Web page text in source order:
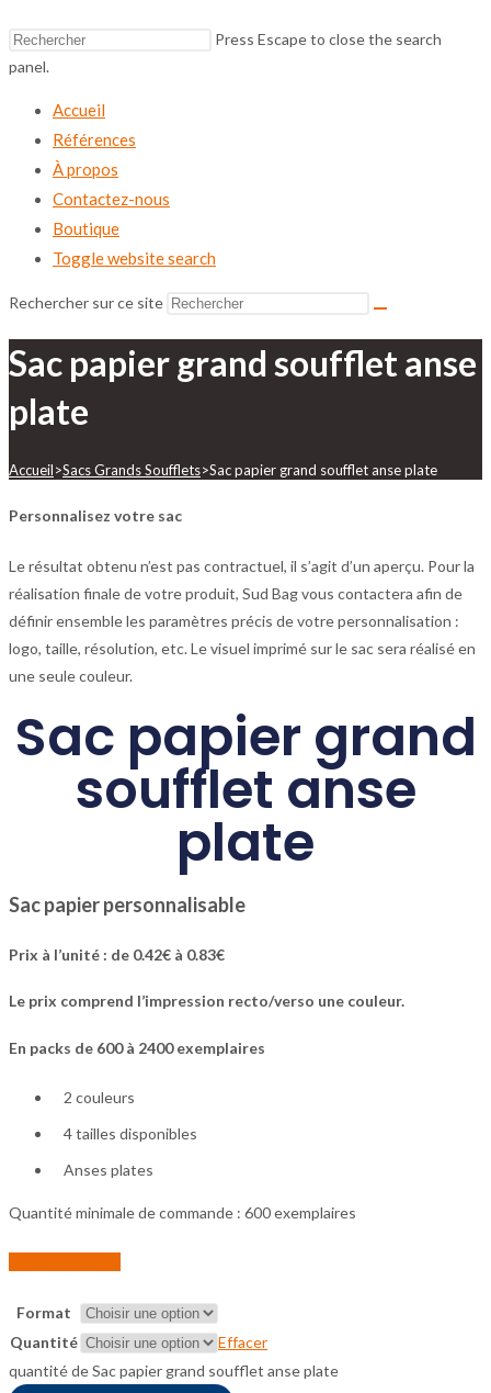
Press Escape to close the search
panel.
Accueil
Références
À propos
Contactez-nous
Boutique
Toggle website search
Rechercher sur ce site
Sac papier grand soufflet anse
plate
Accueil>Sacs Grands Soufflets>Sac papier grand soufflet anse plate
Personnalisez votre sac
Le résultat obtenu n’est pas contractuel, il s’agit d’un aperçu. Pour la
réalisation finale de votre produit, Sud Bag vous contactera afin de
définir ensemble les paramètres précis de votre personnalisation :
logo, taille, résolution, etc. Le visuel imprimé sur le sac sera réalisé en
une seule couleur.
Sac papier grand
soufflet anse
plate
Sac papier personnalisable
Prix à l’unité : de 0.42€ à 0.83€
Le prix comprend l’impression recto/verso une couleur.
En packs de 600 à 2400 exemplaires
2 couleurs
4 tailles disponibles
Anses plates
Quantité minimale de commande : 600 exemplaires
Format
Quantité
Effacer
quantité de Sac papier grand soufflet anse plate